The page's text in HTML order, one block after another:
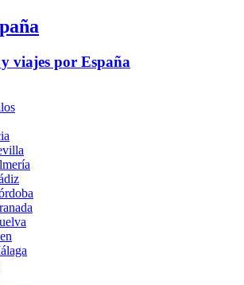
viajes por España